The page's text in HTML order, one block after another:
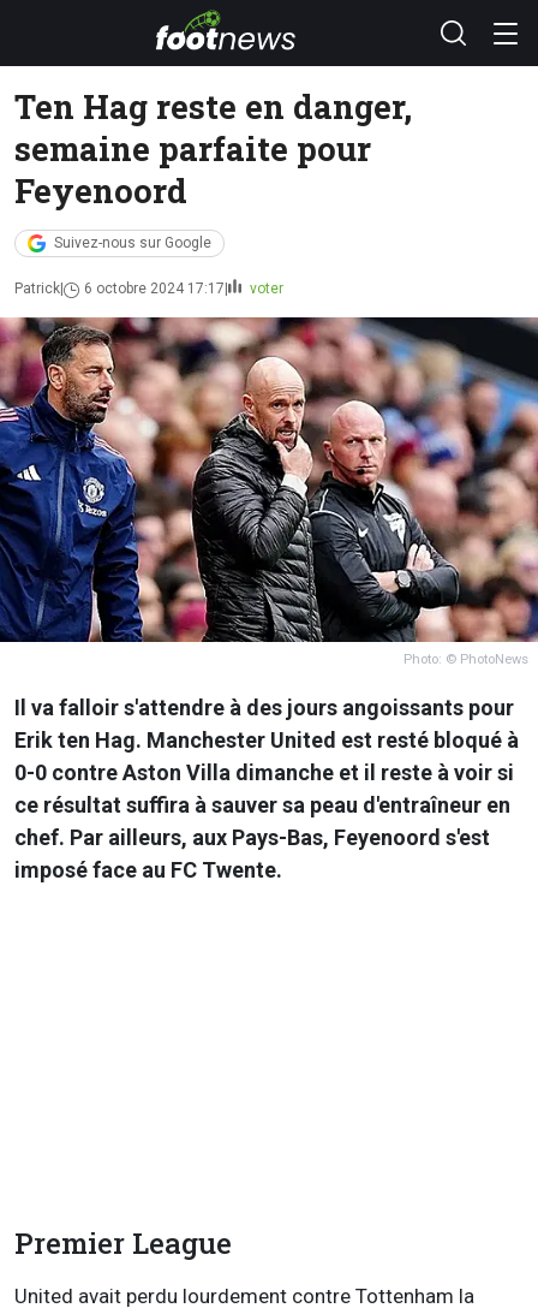
Ten Hag reste en danger,
semaine parfaite pour
Feyenoord
Suivez-nous sur Google
Patrick 6 octobre 2024 17:17 voter
Photo: © PhotoNews
Il va falloir s'attendre à des jours angoissants pour
Erik ten Hag. Manchester United est resté bloqué à
0-0 contre Aston Villa dimanche et il reste à voir si
ce résultat suffira à sauver sa peau d'entraîneur en
chef. Par ailleurs, aux Pays-Bas, Feyenoord s'est
imposé face au FC Twente.
Premier League
United avait perdu lourdement contre Tottenham la